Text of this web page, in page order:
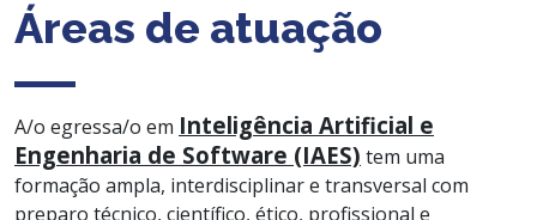
Áreas de atuação
A/o egressa/o em Inteligência Artificial e
Engenharia de Software (IAES) tem uma
formação ampla, interdisciplinar e transversal com
preparo técnico, científico, ético, profissional e